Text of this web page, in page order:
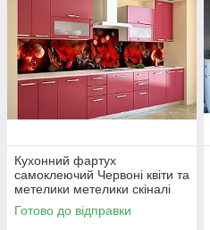
Кухонний фартух
самоклеючий Червоні квіти та
метелики метелики скіналі
для кухні наклейка ПВХ
600х2000 мм
Готово до відправки